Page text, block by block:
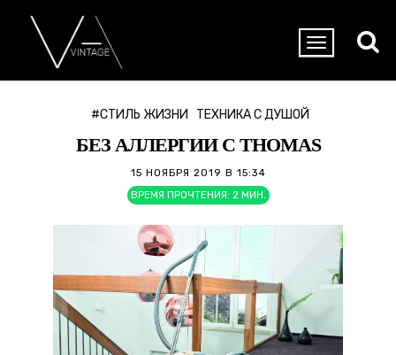
#СТИЛЬ ЖИЗНИ ТЕХНИКА С ДУШОЙ
БЕЗ АЛЛЕРГИИ С THOMAS
15 НОЯБРЯ 2019 В 15:34
ВРЕМЯ ПРОЧТЕНИЯ: 2 МИН.